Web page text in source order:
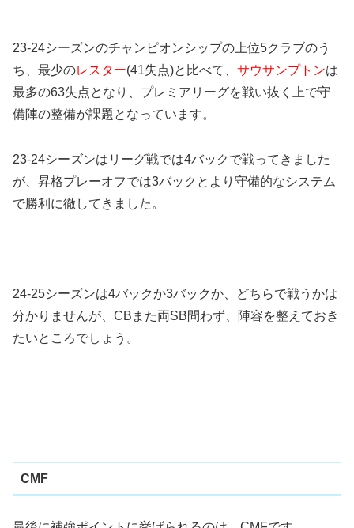
23-24シーズンのチャンピオンシップの上位5クラブのう
ち、最少のレスター(41失点)と比べて、 サウサンプトンは
最多の63失点となり、プレミアリーグを戦い抜く上で守
備陣の整備が課題となっています。
23-24シーズンはリーグ戦では4バックで戦ってきました
が、昇格プレーオフでは3バックとより守備的なシステム
で勝利に徹してきました。
24-25シーズンは4バックか3バックか、どちらで戦うかは
分かりませんが、CBまた両SB問わず、陣容を整えておき
たいところでしょう。
CMF